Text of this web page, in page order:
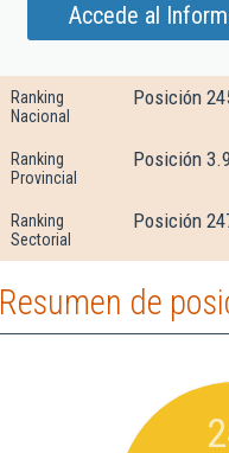
Accede al
Ranking
Nacional
Posición
Ranking
Provincial
Posición
Ranking
Sectorial
Posición
Resumen de